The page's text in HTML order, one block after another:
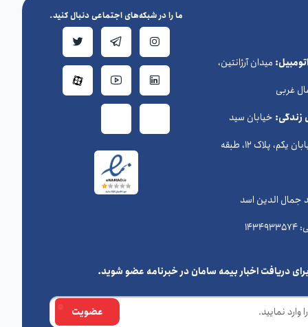
میدان آرژانتین،
غربی
خیابان سید
حسن نصرالله (وزراء) ، خیابان یکم، پلاک 12، طبقه
جمال الدین اسد
ما را در شبکه‌های اجتماعی دنبال کنید.
دریافت اخبار بیمه سامان در خبرنامه عضو شوید.
عضویت